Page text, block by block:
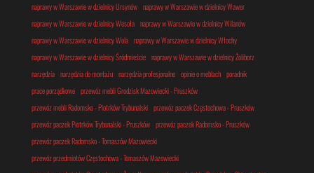
naprawy w Warszawie w dzielnicy Ursynów naprawy w Warszawie w dzielnicy Wawer
naprawy w Warszawie w dzielnicy Wesoła naprawy w Warszawie w dzielnicy Wilanów
naprawy w Warszawie w dzielnicy Wola naprawy w Warszawie w dzielnicy Włochy
naprawy w Warszawie w dzielnicy Śródmieście naprawy w Warszawie w dzielnicy Żoliborz
narzędzia narzędzia do montażu narzędzia profesjonalne opinie o meblach poradnik
prace porządkowe przewóz mebli Grodzisk Mazowiecki - Pruszków
przewóz mebli Radomsko - Piotrków Trybunalski przewóz paczek Częstochowa - Pruszków
przewóz paczek Piotrków Trybunalski - Pruszków przewóz paczek Radomsko - Pruszków
przewóz paczek Radomsko - Tomaszów Mazowiecki
przewóz przedmiotów Częstochowa - Tomaszów Mazowiecki